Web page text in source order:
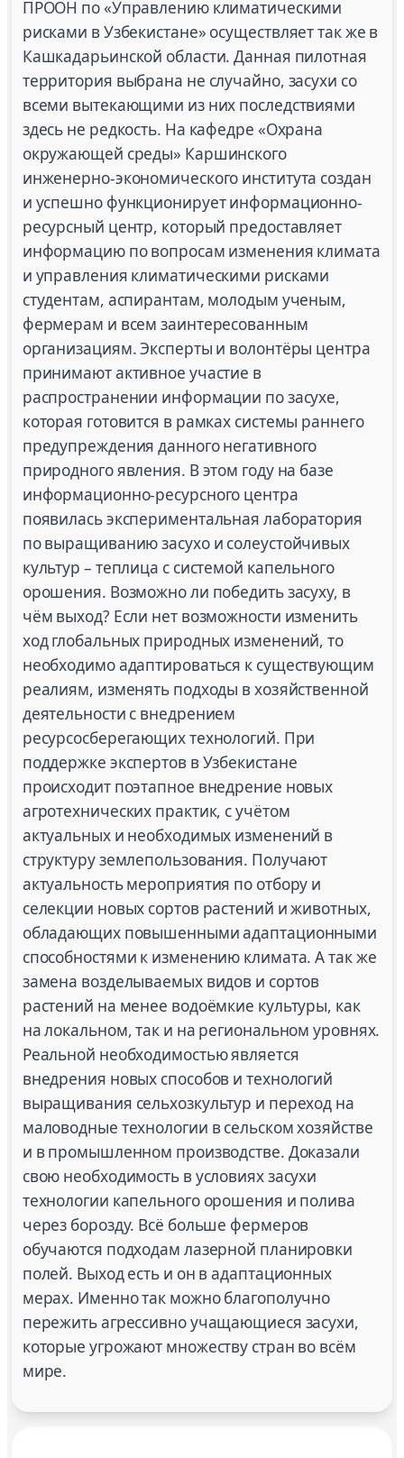
ПРООН по «Управлению климатическими
рисками в Узбекистане» осуществляет так же в
Кашкадарьинской области. Данная пилотная
территория выбрана не случайно, засухи со
всеми вытекающими из них последствиями
здесь не редкость. На кафедре «Охрана
окружающей среды» Каршинского
инженерно-экономического института создан
и успешно функционирует информационно-
ресурсный центр, который предоставляет
информацию по вопросам изменения климата
и управления климатическими рисками
студентам, аспирантам, молодым ученым,
фермерам и всем заинтересованным
организациям. Эксперты и волонтёры центра
принимают активное участие в
распространении информации по засухе,
которая готовится в рамках системы раннего
предупреждения данного негативного
природного явления. В этом году на базе
информационно-ресурсного центра
появилась экспериментальная лаборатория
по выращиванию засухо и солеустойчивых
культур – теплица с системой капельного
орошения. Возможно ли победить засуху, в
чём выход? Если нет возможности изменить
ход глобальных природных изменений, то
необходимо адаптироваться к существующим
реалиям, изменять подходы в хозяйственной
деятельности с внедрением
ресурсосберегающих технологий. При
поддержке экспертов в Узбекистане
происходит поэтапное внедрение новых
агротехнических практик, с учётом
актуальных и необходимых изменений в
структуру землепользования. Получают
актуальность мероприятия по отбору и
селекции новых сортов растений и животных,
обладающих повышенными адаптационными
способностями к изменению климата. А так же
замена возделываемых видов и сортов
растений на менее водоёмкие культуры, как
на локальном, так и на региональном уровнях.
Реальной необходимостью является
внедрения новых способов и технологий
выращивания сельхозкультур и переход на
маловодные технологии в сельском хозяйстве
и в промышленном производстве. Доказали
свою необходимость в условиях засухи
технологии капельного орошения и полива
через борозду. Всё больше фермеров
обучаются подходам лазерной планировки
полей. Выход есть и он в адаптационных
мерах. Именно так можно благополучно
пережить агрессивно учащающиеся засухи,
которые угрожают множеству стран во всём
мире.